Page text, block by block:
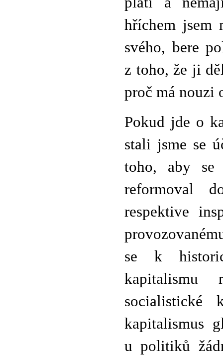
hříchem jsem
svého, bere
z toho, že ji
proč má nouzi
Pokud jde o
stali jsme se
toho, aby se
reformoval
respektive
se k
kapitalismu
socialistické
kapitalismus
u politiků